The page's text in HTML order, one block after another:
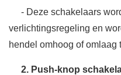
- Deze schakelaars
verlichtingsregeling en
hendel omhoog of omlaag
2. Push-knop